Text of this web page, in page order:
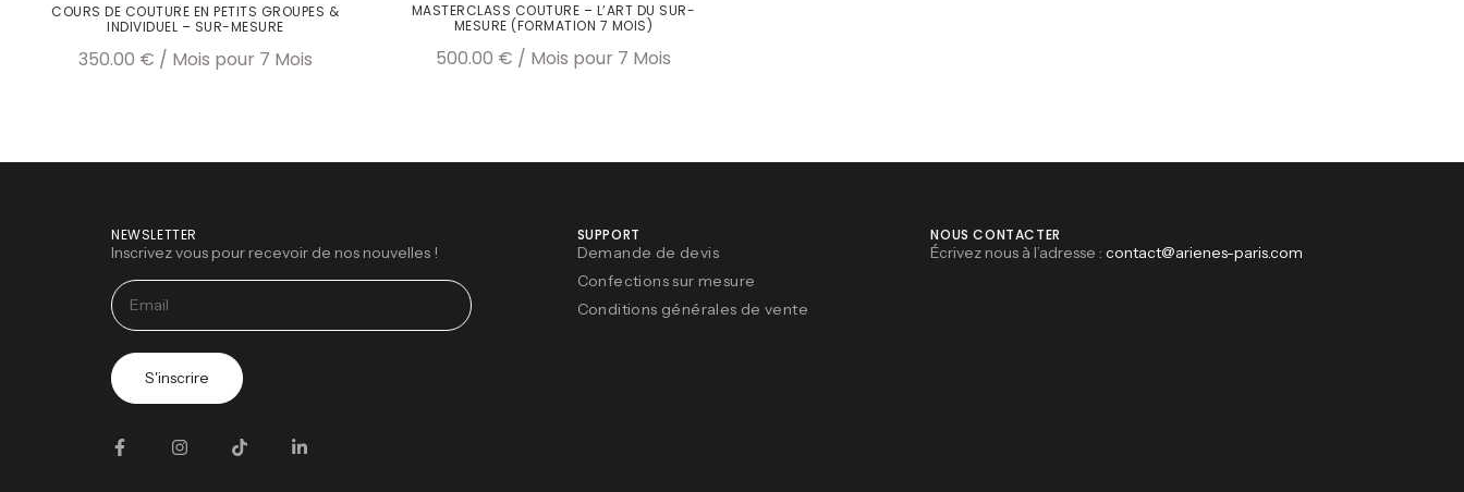
COURS DE COUTURE EN PETITS GROUPES &
INDIVIDUEL – SUR-MESURE
350.00 € / Mois pour 7 Mois
MASTERCLASS COUTURE – L’ART DU SUR-
MESURE (FORMATION 7 MOIS)
500.00 € / Mois pour 7 Mois
NEWSLETTER
Inscrivez vous pour recevoir de nos nouvelles !
S'inscrire
SUPPORT
Demande de devis
Confections sur mesure
Conditions générales de vente
NOUS CONTACTER
Écrivez nous à l’adresse :contact@arienes-paris.com